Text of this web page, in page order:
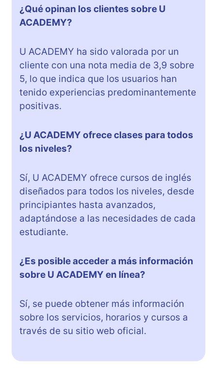
¿Qué opinan los clientes sobre U
ACADEMY?
U ACADEMY ha sido valorada por un
cliente con una nota media de 3,9 sobre
5, lo que indica que los usuarios han
tenido experiencias predominantemente
positivas.
¿U ACADEMY ofrece clases para todos
los niveles?
Sí, U ACADEMY ofrece cursos de inglés
diseñados para todos los niveles, desde
principiantes hasta avanzados,
adaptándose a las necesidades de cada
estudiante.
¿Es posible acceder a más información
sobre U ACADEMY en línea?
Sí, se puede obtener más información
sobre los servicios, horarios y cursos a
través de su sitio web oficial.